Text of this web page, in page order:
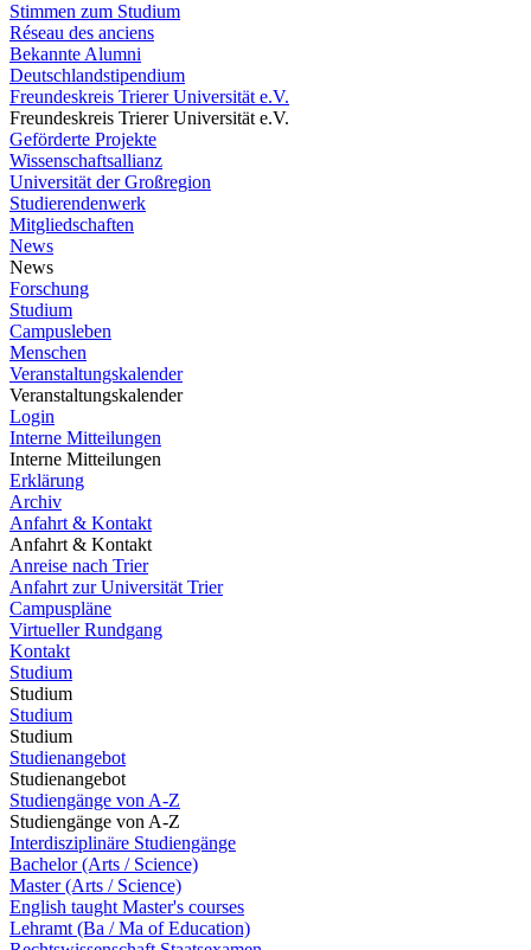
Stimmen zum Studium
Réseau des anciens
Bekannte Alumni
Deutschlandstipendium
Freundeskreis Trierer Universität e.V.
Freundeskreis Trierer Universität e.V.
Geförderte Projekte
Wissenschaftsallianz
Universität der Großregion
Studierendenwerk
Mitgliedschaften
News
News
Forschung
Studium
Campusleben
Menschen
Veranstaltungskalender
Veranstaltungskalender
Login
Interne Mitteilungen
Interne Mitteilungen
Erklärung
Archiv
Anfahrt & Kontakt
Anfahrt & Kontakt
Anreise nach Trier
Anfahrt zur Universität Trier
Campuspläne
Virtueller Rundgang
Kontakt
Studium
Studium
Studium
Studium
Studienangebot
Studienangebot
Studiengänge von A-Z
Studiengänge von A-Z
Interdisziplinäre Studiengänge
Bachelor (Arts / Science)
Master (Arts / Science)
English taught Master's courses
Lehramt (Ba / Ma of Education)